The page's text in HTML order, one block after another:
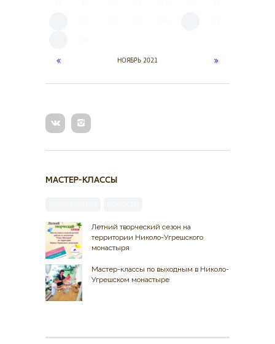
НОЯБРЬ 2021
МАСТЕР-КЛАССЫ
Летний творческий сезон на
территории Николо-Угрешского
монастыря
Мастер-классы по выходным в Николо-
Угрешском монастыре